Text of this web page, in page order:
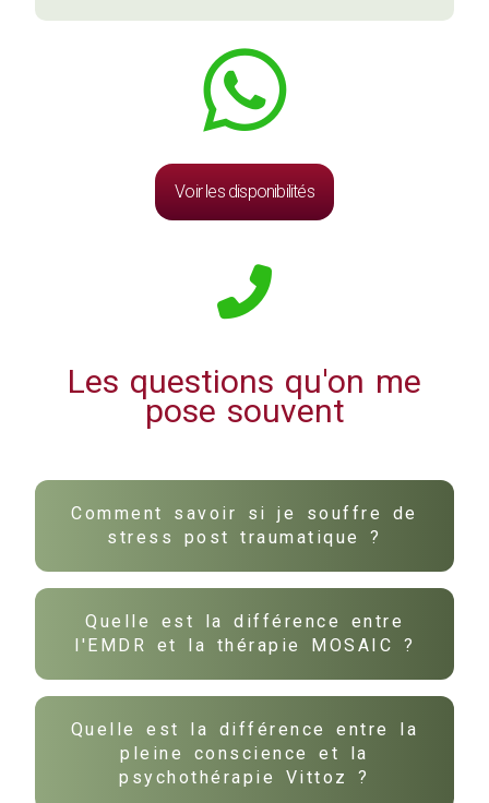
Voir les disponibilités
Les questions qu'on me
pose souvent
Comment savoir si je souffre de
stress post traumatique ?
Quelle est la différence entre
l'EMDR et la thérapie MOSAIC ?
Quelle est la différence entre la
pleine conscience et la
psychothérapie Vittoz ?